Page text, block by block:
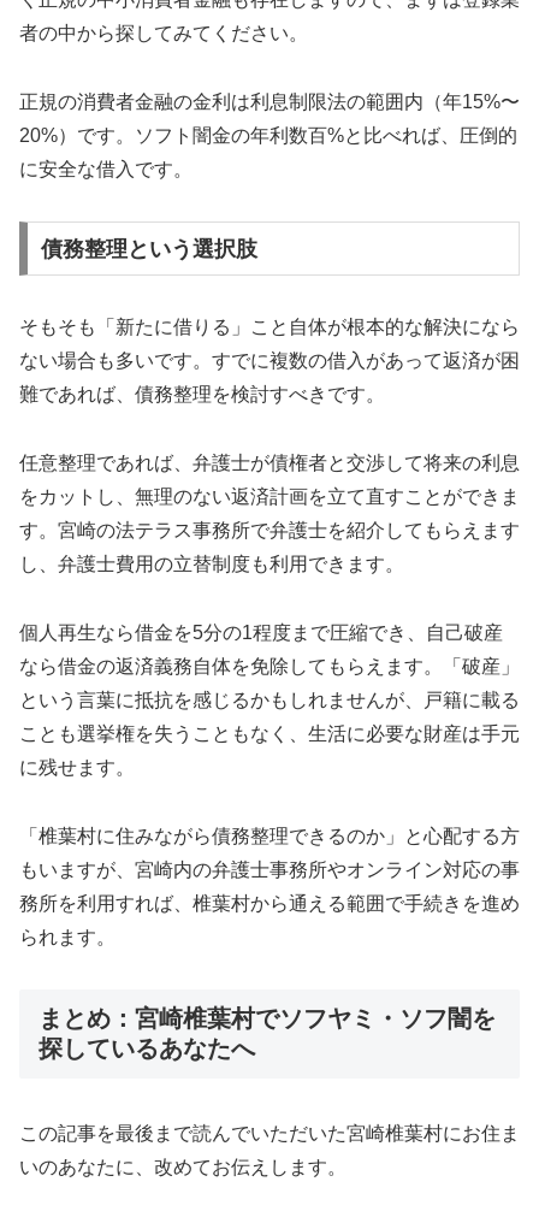
者の中から探してみてください。
正規の消費者金融の金利は利息制限法の範囲内（年15%〜
20%）です。ソフト闇金の年利数百%と比べれば、圧倒的
に安全な借入です。
債務整理という選択肢
そもそも「新たに借りる」こと自体が根本的な解決になら
ない場合も多いです。すでに複数の借入があって返済が困
難であれば、債務整理を検討すべきです。
任意整理であれば、弁護士が債権者と交渉して将来の利息
をカットし、無理のない返済計画を立て直すことができま
す。宮崎の法テラス事務所で弁護士を紹介してもらえます
し、弁護士費用の立替制度も利用できます。
個人再生なら借金を5分の1程度まで圧縮でき、自己破産
なら借金の返済義務自体を免除してもらえます。「破産」
という言葉に抵抗を感じるかもしれませんが、戸籍に載る
ことも選挙権を失うこともなく、生活に必要な財産は手元
に残せます。
「椎葉村に住みながら債務整理できるのか」と心配する方
もいますが、宮崎内の弁護士事務所やオンライン対応の事
務所を利用すれば、椎葉村から通える範囲で手続きを進め
られます。
まとめ：宮崎椎葉村でソフヤミ・ソフ闇を
探しているあなたへ
この記事を最後まで読んでいただいた宮崎椎葉村にお住ま
いのあなたに、改めてお伝えします。